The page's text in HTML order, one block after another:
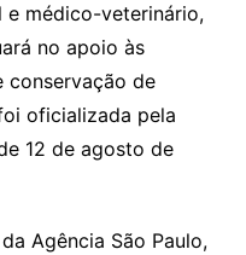
médico-veterinário,
no apoio às
conservação de
oficializada pela
12 de agosto de
Agência São Paulo,